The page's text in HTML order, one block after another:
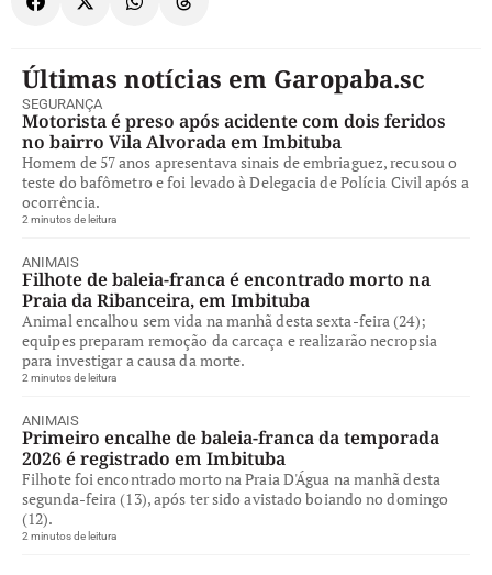
Últimas notícias em Garopaba.sc
SEGURANÇA
Motorista é preso após acidente com dois feridos
no bairro Vila Alvorada em Imbituba
Homem de 57 anos apresentava sinais de embriaguez, recusou o
teste do bafômetro e foi levado à Delegacia de Polícia Civil após a
ocorrência.
2 minutos de leitura
ANIMAIS
Filhote de baleia-franca é encontrado morto na
Praia da Ribanceira, em Imbituba
Animal encalhou sem vida na manhã desta sexta-feira (24);
equipes preparam remoção da carcaça e realizarão necropsia
para investigar a causa da morte.
2 minutos de leitura
ANIMAIS
Primeiro encalhe de baleia-franca da temporada
2026 é registrado em Imbituba
Filhote foi encontrado morto na Praia D'Água na manhã desta
segunda-feira (13), após ter sido avistado boiando no domingo
(12).
2 minutos de leitura